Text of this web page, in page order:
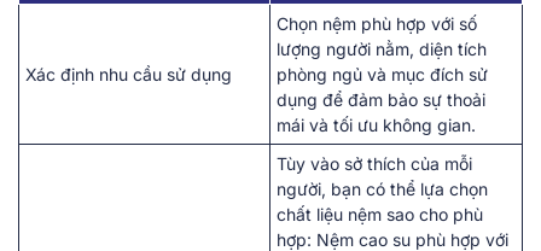
Xác định nhu cầu sử dụng
Chọn nệm phù hợp với số
lượng người nằm, diện tích
phòng ngủ và mục đích sử
dụng để đảm bảo sự thoải
mái và tối ưu không gian.
Tùy vào sở thích của mỗi
người, bạn có thể lựa chọn
chất liệu nệm sao cho phù
hợp: Nệm cao su phù hợp với